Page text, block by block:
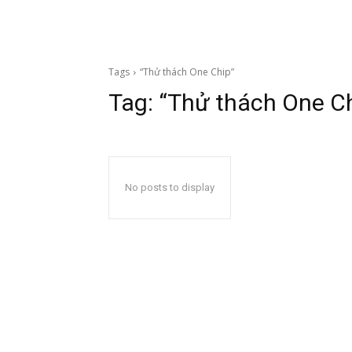
Tags “Thử thách One Chip”
Tag: “Thử thách One
No posts to display